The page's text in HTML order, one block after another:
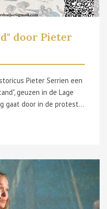
door Pieter
Pieter Serrien een
geuzen in de Lage
Landen (1565-1578). De lezing gaat door in de protestantse kerk op de Geuzenhoek, Korsele 39 te Horebeke. Wil je er graag bij zijn? Schrijf je dan in via berthuijer@gmail.com of 0471.58 76 58.